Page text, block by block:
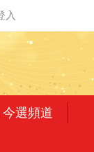
今選頻道